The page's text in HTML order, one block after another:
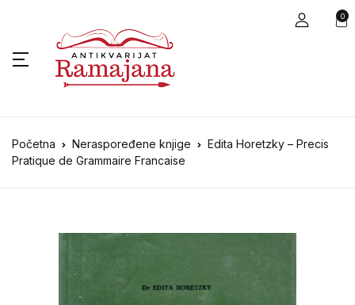
0
Početna Neraspoređene knjige
Edita Horetzky – Precis
Pratique de Grammaire Francaise